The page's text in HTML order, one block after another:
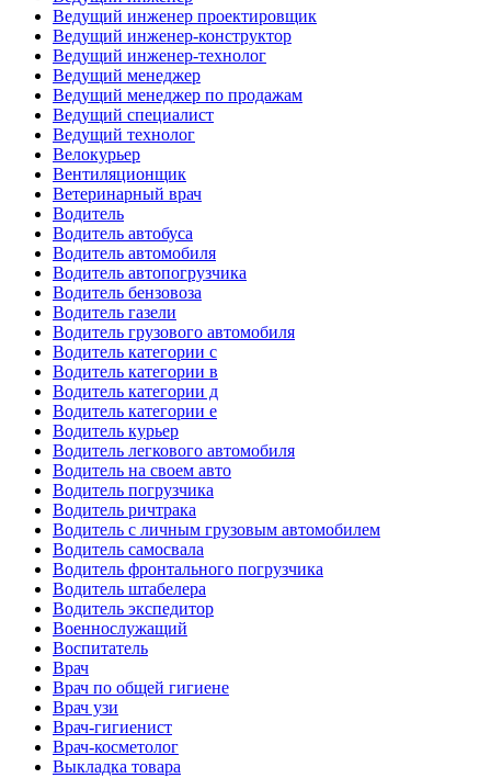
Ведущий инженер проектировщик
Ведущий инженер-конструктор
Ведущий инженер-технолог
Ведущий менеджер
Ведущий менеджер по продажам
Ведущий специалист
Ведущий технолог
Велокурьер
Вентиляционщик
Ветеринарный врач
Водитель
Водитель автобуса
Водитель автомобиля
Водитель автопогрузчика
Водитель бензовоза
Водитель газели
Водитель грузового автомобиля
Водитель категории c
Водитель категории в
Водитель категории д
Водитель категории е
Водитель курьер
Водитель легкового автомобиля
Водитель на своем авто
Водитель погрузчика
Водитель ричтрака
Водитель с личным грузовым автомобилем
Водитель самосвала
Водитель фронтального погрузчика
Водитель штабелера
Водитель экспедитор
Военнослужащий
Воспитатель
Врач
Врач по общей гигиене
Врач узи
Врач-гигиенист
Врач-косметолог
Выкладка товара